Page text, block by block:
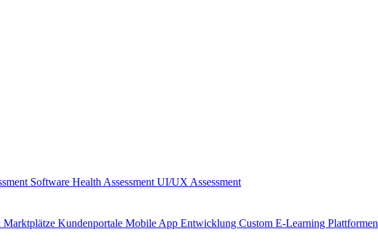
Software Health Assessment UI/UX Assessment
Marktplätze Kundenportale Mobile App Entwicklung Custom E-Learning Plattformen